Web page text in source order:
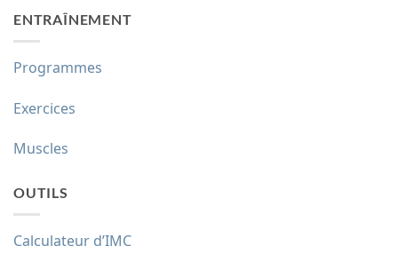
ENTRAÎNEMENT
Programmes
Exercices
Muscles
OUTILS
Calculateur d’IMC